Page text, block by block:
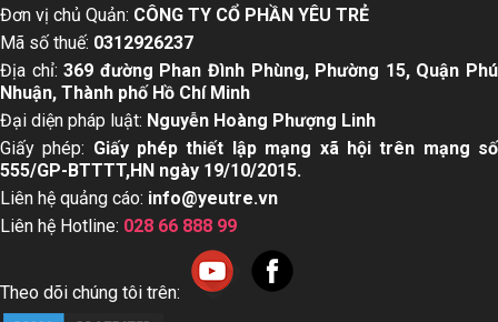
Đơn vị chủ Quản: CÔNG TY CỔ PHẦN YÊU TRẺ
Mã số thuế: 0312926237
Địa chỉ:369 đường Phan Đình Phùng, Phường 15, Quận Phú
Nhuận, Thành phố Hồ Chí Minh
Đại diện pháp luật: Nguyễn Hoàng Phượng Linh
Giấy phép: Giấy phép thiết lập mạng xã hội trên mạng số
555/GP-BTTTT,HN ngày 19/10/2015.
Liên hệ quảng cáo: info@yeutre.vn
Liên hệ Hotline: 028 66 888 99
Theo dõi chúng tôi trên: